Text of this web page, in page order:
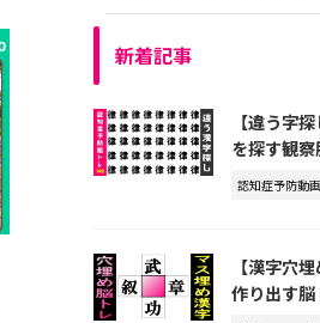
新着記事
【違う字
を探す観察
認知症予防動画
【漢字穴
作り出す脳